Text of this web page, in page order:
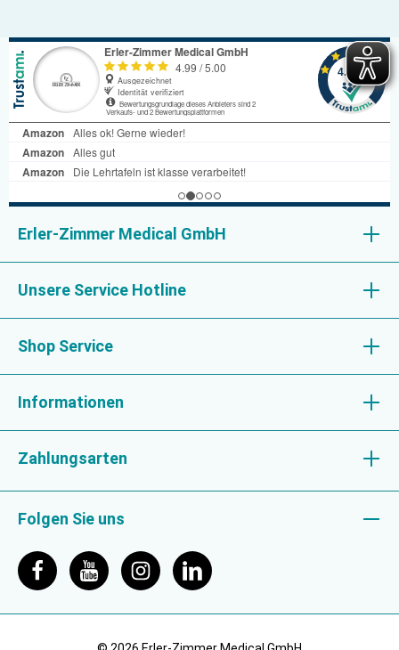
Erler-Zimmer Medical GmbH
Unsere Service Hotline
Shop Service
Informationen
Zahlungsarten
Folgen Sie uns